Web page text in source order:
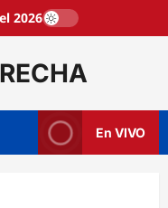
2026
En VIVO